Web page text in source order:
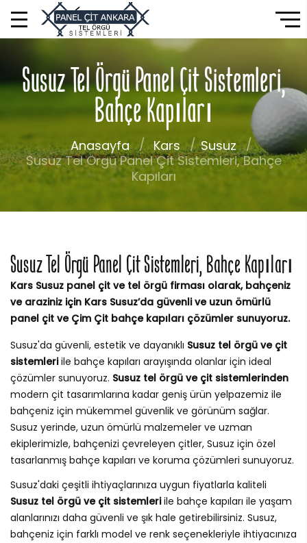
Susuz Tel Örgü Panel Çit Sistemleri,
Bahçe Kapıları
Anasayfa Kars
Susuz
Susuz Tel Örgü Panel Çit Sistemleri, Bahçe
Kapıları
Susuz Tel Örgü Panel Çit Sistemleri, Bahçe Kapıları
Kars Susuz panel çit ve tel örgü firması olarak, bahçeniz
ve araziniz için Kars Susuz’da güvenli ve uzun ömürlü
panel çit ve Çim Çit bahçe kapıları çözümler sunuyoruz.
Susuz'da güvenli, estetik ve dayanıklı Susuz tel örgü ve çit
sistemleriile bahçe kapıları arayışında olanlar için ideal
çözümler sunuyoruz. Susuz tel örgü ve çit sistemlerinden
modern çit tasarımlarına kadar geniş ürün yelpazemiz ile
bahçeniz için mükemmel güvenlik ve görünüm sağlar.
Susuz yerinde, uzun ömürlü malzemeler ve uzman
ekiplerimizle, bahçenizi çevreleyen çitler, Susuz için özel
tasarlanmış bahçe kapıları ve koruma çözümleri sunuyoruz.
Susuz'daki çeşitli ihtiyaçlarınıza uygun fiyatlarla kaliteli
Susuz tel örgü ve çit sistemleriile bahçe kapıları ile yaşam
alanlarınızı daha güvenli ve şık hale getirebilirsiniz. Susuz,
bahçeniz için farklı model ve renk seçenekleriyle ihtiyacınıza